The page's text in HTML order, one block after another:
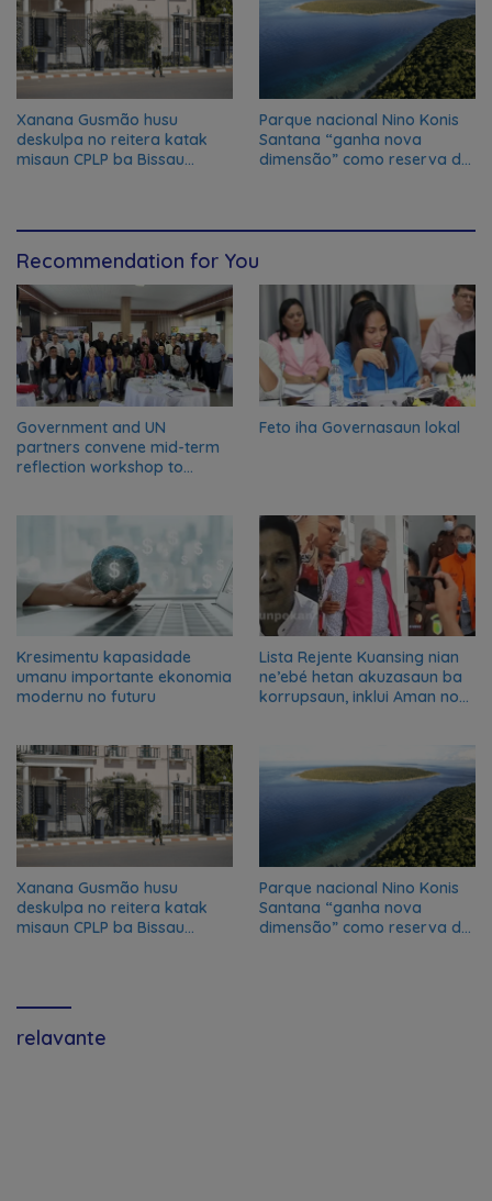
Xanana Gusmão husu
deskulpa no reitera katak
misaun CPLP ba Bissau
Parque nacional Nino Konis
Santana “ganha nova
dimensão” como reserva da
Recommendation for You
Government and UN
partners convene mid-term
reflection workshop to
Feto iha Governasaun lokal
Kresimentu kapasidade
umanu importante ekonomia
modernu no futuru
Lista Rejente Kuansing nian
ne’ebé hetan akuzasaun ba
korrupsaun, inklui Aman no
Xanana Gusmão husu
deskulpa no reitera katak
misaun CPLP ba Bissau
Parque nacional Nino Konis
Santana “ganha nova
dimensão” como reserva da
relavante